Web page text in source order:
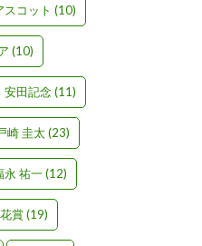
スコット (10)
(10)
安田記念(11)
崎 圭太(23)
永 祐一(12)
賞(19)